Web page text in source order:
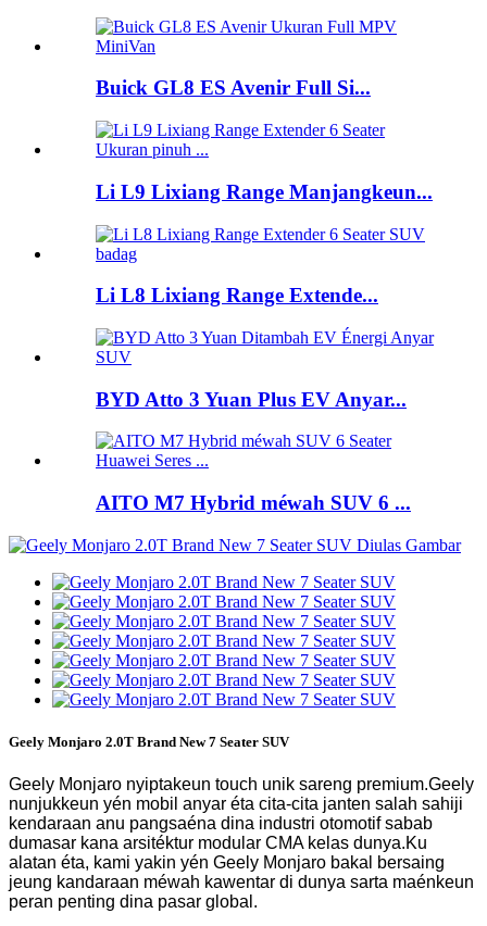
Buick GL8 ES Avenir Full Si...
Li L9 Lixiang Range Manjangkeun...
Li L8 Lixiang Range Extende...
BYD Atto 3 Yuan Plus EV Anyar...
AITO M7 Hybrid méwah SUV 6 ...
Geely Monjaro 2.0T Brand New 7 Seater SUV
Geely Monjaro nyiptakeun touch unik sareng premium.Geely
nunjukkeun yén mobil anyar éta cita-cita janten salah sahiji
kendaraan anu pangsaéna dina industri otomotif sabab
dumasar kana arsitéktur modular CMA kelas dunya.Ku
alatan éta, kami yakin yén Geely Monjaro bakal bersaing
jeung kandaraan méwah kawentar di dunya sarta maénkeun
peran penting dina pasar global.